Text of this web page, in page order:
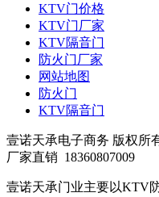
KTV门价格
KTV门厂家
KTV隔音门
防火门厂家
网站地图
防火门
KTV隔音门
壹诺天承电子商务 版权所
厂家直销 18360807009
壹诺天承门业主要以KTV